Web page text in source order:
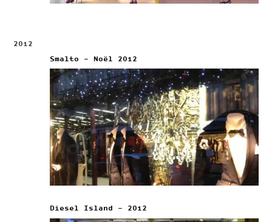
2012
Smalto – Noël 2012
Diesel Island – 2012